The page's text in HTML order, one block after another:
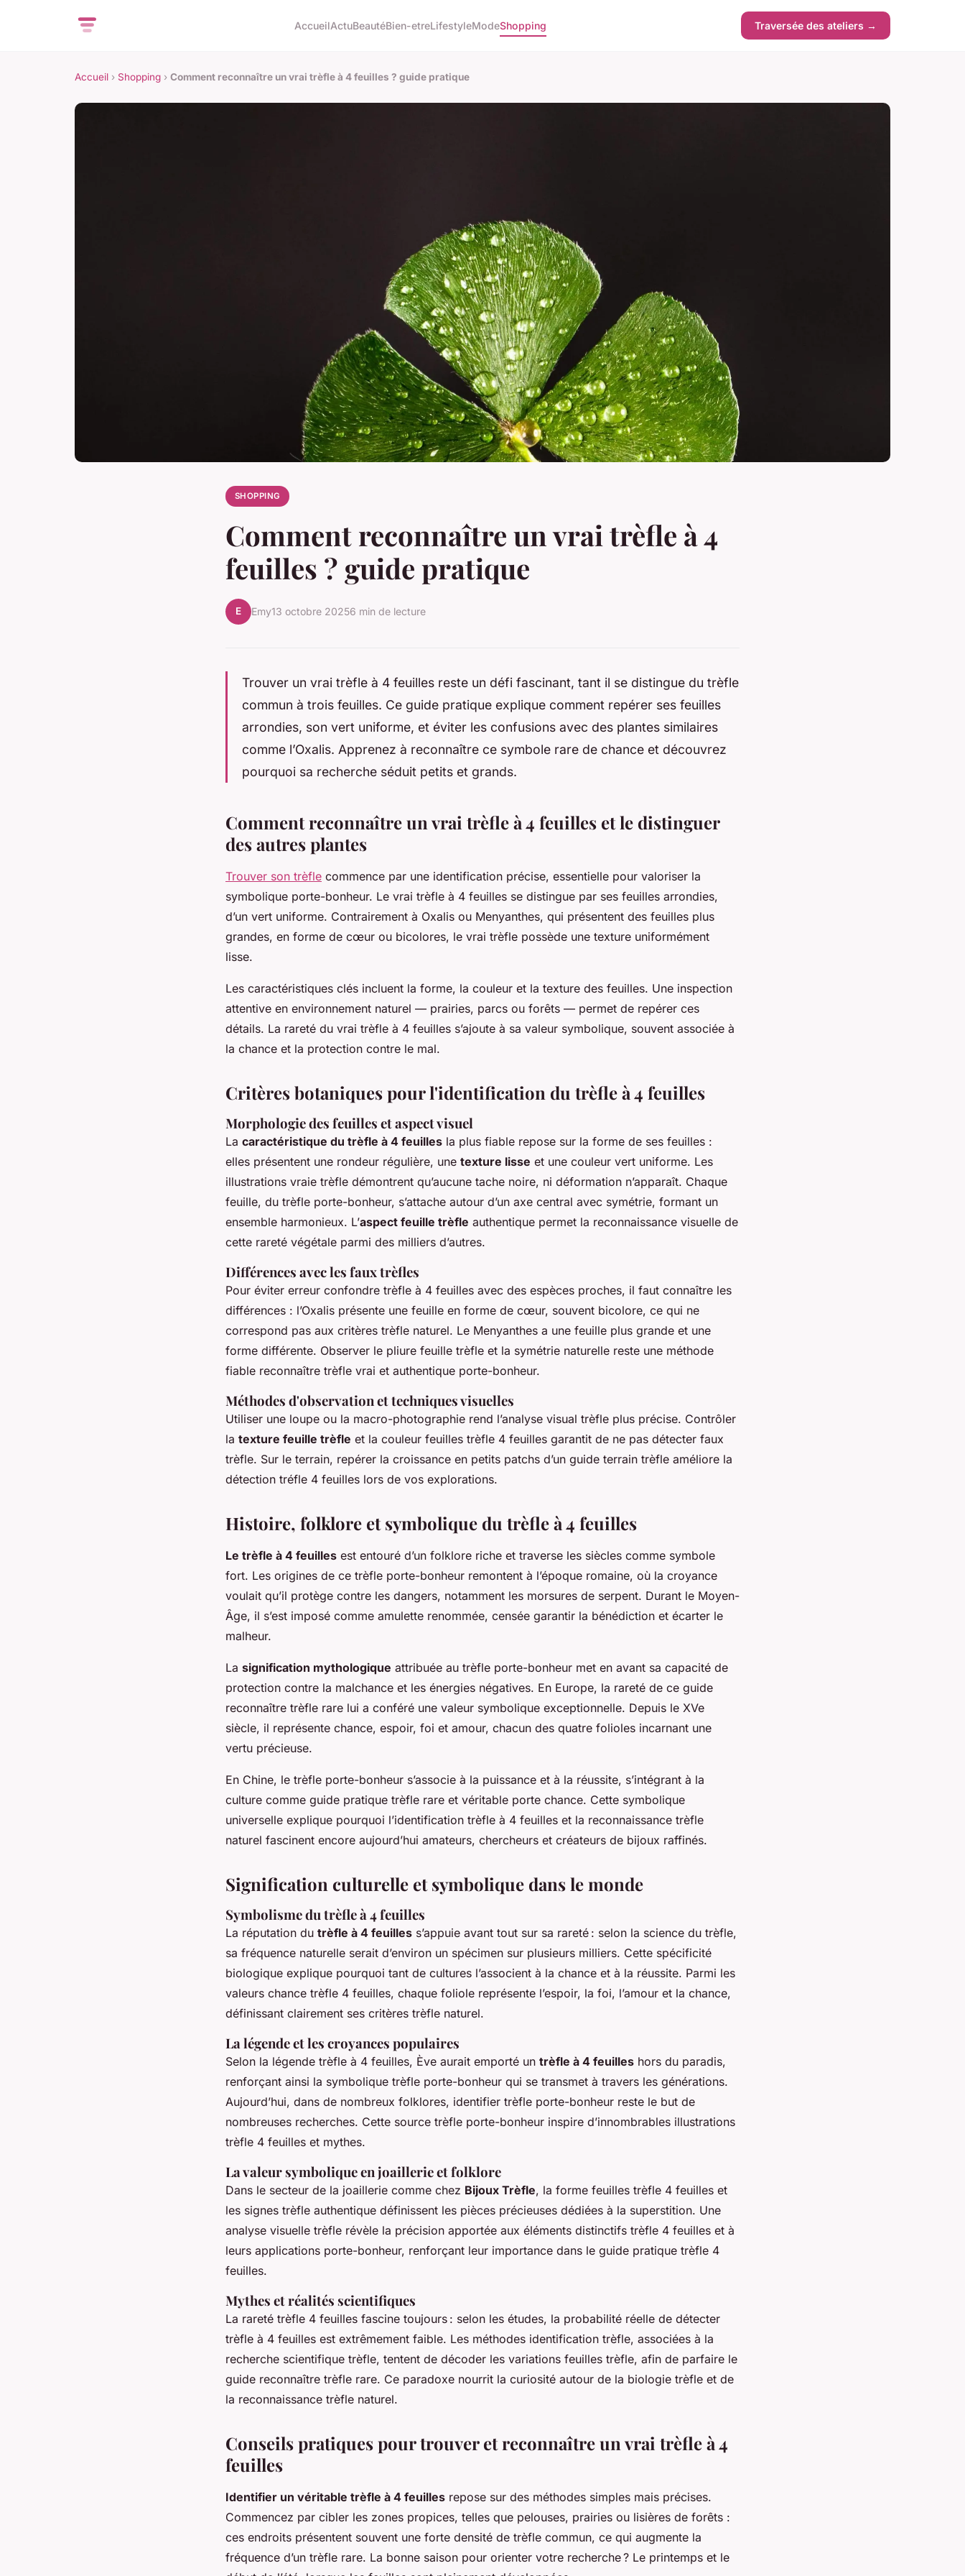
AccueilActuBeautéBien-etreLifestyleModeShopping Traversée des ateliers →
Accueil › Shopping › Comment reconnaître un vrai trèfle à 4 feuilles ? guide pratique
SHOPPING
Comment reconnaître un vrai trèfle à 4
feuilles ? guide pratique
E Emy13 octobre 20256 min de lecture
Trouver un vrai trèfle à 4 feuilles reste un défi fascinant, tant il se distingue du trèfle
commun à trois feuilles. Ce guide pratique explique comment repérer ses feuilles
arrondies, son vert uniforme, et éviter les confusions avec des plantes similaires
comme l’Oxalis. Apprenez à reconnaître ce symbole rare de chance et découvrez
pourquoi sa recherche séduit petits et grands.
Comment reconnaître un vrai trèfle à 4 feuilles et le distinguer
des autres plantes
Trouver son trèfle commence par une identification précise, essentielle pour valoriser la
symbolique porte-bonheur. Le vrai trèfle à 4 feuilles se distingue par ses feuilles arrondies,
d’un vert uniforme. Contrairement à Oxalis ou Menyanthes, qui présentent des feuilles plus
grandes, en forme de cœur ou bicolores, le vrai trèfle possède une texture uniformément
lisse.
Les caractéristiques clés incluent la forme, la couleur et la texture des feuilles. Une inspection
attentive en environnement naturel — prairies, parcs ou forêts — permet de repérer ces
détails. La rareté du vrai trèfle à 4 feuilles s’ajoute à sa valeur symbolique, souvent associée à
la chance et la protection contre le mal.
Critères botaniques pour l'identification du trèfle à 4 feuilles
Morphologie des feuilles et aspect visuel
La caractéristique du trèfle à 4 feuilles la plus fiable repose sur la forme de ses feuilles :
elles présentent une rondeur régulière, une texture lisse et une couleur vert uniforme. Les
illustrations vraie trèfle démontrent qu’aucune tache noire, ni déformation n’apparaît. Chaque
feuille, du trèfle porte-bonheur, s’attache autour d’un axe central avec symétrie, formant un
ensemble harmonieux. L’aspect feuille trèfle authentique permet la reconnaissance visuelle de
cette rareté végétale parmi des milliers d’autres.
Différences avec les faux trèfles
Pour éviter erreur confondre trèfle à 4 feuilles avec des espèces proches, il faut connaître les
différences : l’Oxalis présente une feuille en forme de cœur, souvent bicolore, ce qui ne
correspond pas aux critères trèfle naturel. Le Menyanthes a une feuille plus grande et une
forme différente. Observer le pliure feuille trèfle et la symétrie naturelle reste une méthode
fiable reconnaître trèfle vrai et authentique porte-bonheur.
Méthodes d'observation et techniques visuelles
Utiliser une loupe ou la macro-photographie rend l’analyse visual trèfle plus précise. Contrôler
la texture feuille trèfle et la couleur feuilles trèfle 4 feuilles garantit de ne pas détecter faux
trèfle. Sur le terrain, repérer la croissance en petits patchs d’un guide terrain trèfle améliore la
détection tréfle 4 feuilles lors de vos explorations.
Histoire, folklore et symbolique du trèfle à 4 feuilles
Le trèfle à 4 feuilles est entouré d’un folklore riche et traverse les siècles comme symbole
fort. Les origines de ce trèfle porte-bonheur remontent à l’époque romaine, où la croyance
voulait qu’il protège contre les dangers, notamment les morsures de serpent. Durant le Moyen-
Âge, il s’est imposé comme amulette renommée, censée garantir la bénédiction et écarter le
malheur.
La signification mythologique attribuée au trèfle porte-bonheur met en avant sa capacité de
protection contre la malchance et les énergies négatives. En Europe, la rareté de ce guide
reconnaître trèfle rare lui a conféré une valeur symbolique exceptionnelle. Depuis le XVe
siècle, il représente chance, espoir, foi et amour, chacun des quatre folioles incarnant une
vertu précieuse.
En Chine, le trèfle porte-bonheur s’associe à la puissance et à la réussite, s’intégrant à la
culture comme guide pratique trèfle rare et véritable porte chance. Cette symbolique
universelle explique pourquoi l’identification trèfle à 4 feuilles et la reconnaissance trèfle
naturel fascinent encore aujourd’hui amateurs, chercheurs et créateurs de bijoux raffinés.
Signification culturelle et symbolique dans le monde
Symbolisme du trèfle à 4 feuilles
La réputation du trèfle à 4 feuilles s’appuie avant tout sur sa rareté : selon la science du trèfle,
sa fréquence naturelle serait d’environ un spécimen sur plusieurs milliers. Cette spécificité
biologique explique pourquoi tant de cultures l’associent à la chance et à la réussite. Parmi les
valeurs chance trèfle 4 feuilles, chaque foliole représente l’espoir, la foi, l’amour et la chance,
définissant clairement ses critères trèfle naturel.
La légende et les croyances populaires
Selon la légende trèfle à 4 feuilles, Ève aurait emporté un trèfle à 4 feuilles hors du paradis,
renforçant ainsi la symbolique trèfle porte-bonheur qui se transmet à travers les générations.
Aujourd’hui, dans de nombreux folklores, identifier trèfle porte-bonheur reste le but de
nombreuses recherches. Cette source trèfle porte-bonheur inspire d’innombrables illustrations
trèfle 4 feuilles et mythes.
La valeur symbolique en joaillerie et folklore
Dans le secteur de la joaillerie comme chez Bijoux Trèfle, la forme feuilles trèfle 4 feuilles et
les signes trèfle authentique définissent les pièces précieuses dédiées à la superstition. Une
analyse visuelle trèfle révèle la précision apportée aux éléments distinctifs trèfle 4 feuilles et à
leurs applications porte-bonheur, renforçant leur importance dans le guide pratique trèfle 4
feuilles.
Mythes et réalités scientifiques
La rareté trèfle 4 feuilles fascine toujours : selon les études, la probabilité réelle de détecter
trèfle à 4 feuilles est extrêmement faible. Les méthodes identification trèfle, associées à la
recherche scientifique trèfle, tentent de décoder les variations feuilles trèfle, afin de parfaire le
guide reconnaître trèfle rare. Ce paradoxe nourrit la curiosité autour de la biologie trèfle et de
la reconnaissance trèfle naturel.
Conseils pratiques pour trouver et reconnaître un vrai trèfle à 4
feuilles
Identifier un véritable trèfle à 4 feuilles repose sur des méthodes simples mais précises.
Commencez par cibler les zones propices, telles que pelouses, prairies ou lisières de forêts :
ces endroits présentent souvent une forte densité de trèfle commun, ce qui augmente la
fréquence d’un trèfle rare. La bonne saison pour orienter votre recherche ? Le printemps et le